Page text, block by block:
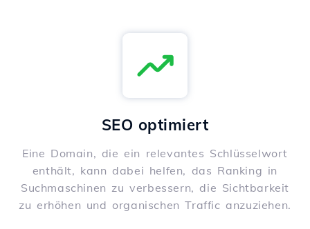
SEO optimiert
Eine Domain, die ein relevantes Schlüsselwort
enthält, kann dabei helfen, das Ranking in
Suchmaschinen zu verbessern, die Sichtbarkeit
zu erhöhen und organischen Traffic anzuziehen.